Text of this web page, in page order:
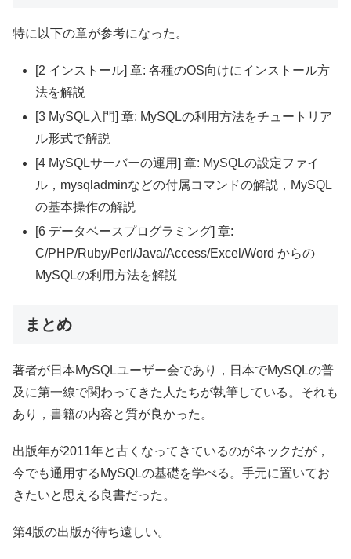
特に以下の章が参考になった。
[2 インストール] 章: 各種のOS向けにインストール方
法を解説
[3 MySQL入門] 章: MySQLの利用方法をチュートリア
ル形式で解説
[4 MySQLサーバーの運用] 章: MySQLの設定ファイ
ル，mysqladminなどの付属コマンドの解説，MySQL
の基本操作の解説
[6 データベースプログラミング] 章:
C/PHP/Ruby/Perl/Java/Access/Excel/Word からの
MySQLの利用方法を解説
まとめ
著者が日本MySQLユーザー会であり，日本でMySQLの普
及に第一線で関わってきた人たちが執筆している。それも
あり，書籍の内容と質が良かった。
出版年が2011年と古くなってきているのがネックだが，
今でも通用するMySQLの基礎を学べる。手元に置いてお
きたいと思える良書だった。
第4版の出版が待ち遠しい。